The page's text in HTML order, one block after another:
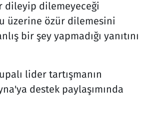
dileyip dilemeyeceği
üzerine özür dilemesini
bir şey yapmadığı yanıtını
lider tartışmanın
destek paylaşımında